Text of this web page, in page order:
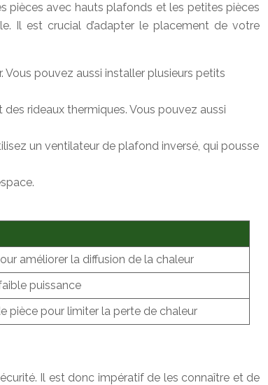
pièces avec hauts plafonds et les petites pièces
Il est crucial d’adapter le placement de votre
Vous pouvez aussi installer plusieurs petits
rideaux thermiques. Vous pouvez aussi
un ventilateur de plafond inversé, qui pousse
améliorer la diffusion de la chaleur
puissance
pièce pour limiter la perte de chaleur
Il est donc impératif de les connaître et de